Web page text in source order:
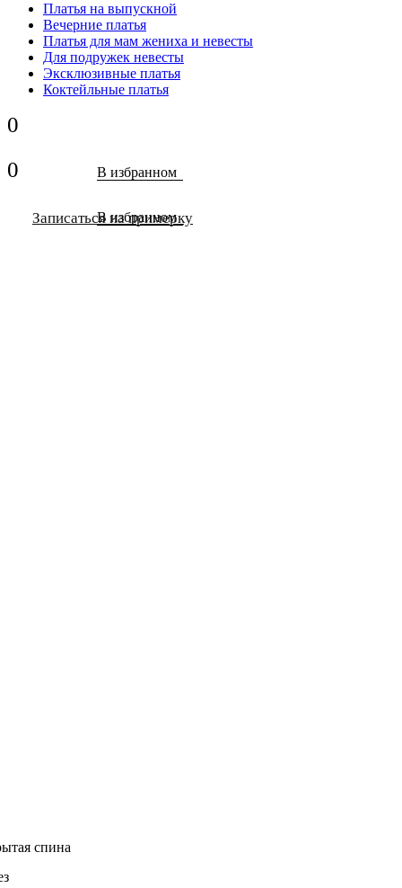
Платья на выпускной
Вечерние платья
Платья для мам жениха и невесты
Для подружек невесты
Эксклюзивные платья
Коктейльные платья
0
В избранном
0
В избранном
Записаться на примерку
спина